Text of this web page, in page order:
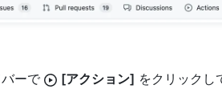
ーで [アクション] をクリックし